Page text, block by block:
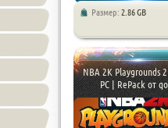
Размер: 2.86 GB
NBA 2K Playgrounds
PC | RePack от